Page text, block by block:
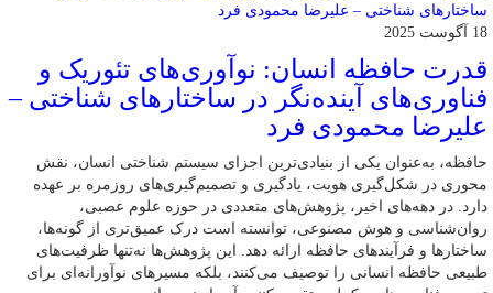
18 آگوست 2025
قدرت حافظه انسان: نوآوری‌های تئوریک و
فناوری‌های آینده‌نگر در ساختارهای شناختی –
علیرضا محمودی فرد
حافظه، به‌عنوان یکی از بنیادی‌ترین اجزای سیستم شناختی انسان، نقش
محوری در شکل‌گیری هویت، یادگیری و تصمیم‌گیری‌های روزمره بر عهده
دارد. در دهه‌های اخیر، پژوهش‌های متعددی در حوزه علوم عصبی،
روان‌شناسی و هوش مصنوعی، توانسته‌ است درک عمیق‌تری از گونه‌ها،
ساختارها و فرآیندهای حافظه ارائه دهد. این پژوهش‌ها نه‌تنها ظرفیت‌های
طبیعی حافظه انسانی را توصیف می‌کنند، بلکه مسیرهای نوآورانه‌ای برای